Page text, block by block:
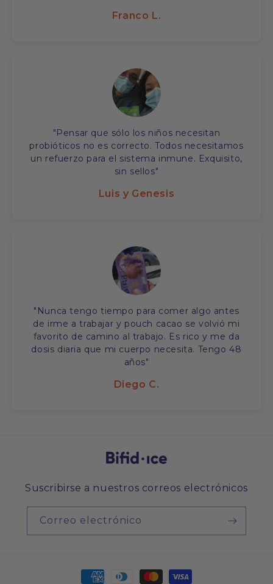
Franco L.
"Pensar que sólo los niños necesitan
probióticos no es correcto. Todos necesitamos
un refuerzo para el sistema inmune. Exquisito,
sin sellos"
Luis y Genesis
"Nunca tengo tiempo para comer algo antes
de irme a trabajar y pouch cacao se volvió mi
favorito de camino al trabajo. Es rico y me da
dosis diaria que mi cuerpo necesita. Tengo 48
años"
Diego C.
Suscribirse a nuestros correos electrónicos
Correo electrónico
Formas